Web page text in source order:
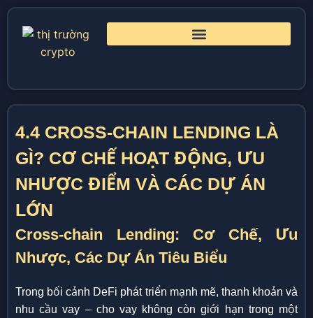
4.4 CROSS-CHAIN LENDING LÀ
GÌ? CƠ CHẾ HOẠT ĐỘNG, ƯU
NHƯỢC ĐIỂM VÀ CÁC DỰ ÁN
LỚN
Cross-chain Lending: Cơ Chế, Ưu
Nhược, Các Dự Án Tiêu Biểu
Trong bối cảnh DeFi phát triển mạnh mẽ, thanh khoản và
nhu cầu vay – cho vay không còn giới hạn trong một